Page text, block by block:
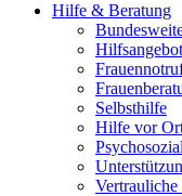
Hilfe & Beratung
Selbsthilfe
Hilfe vor
Vertrauliche